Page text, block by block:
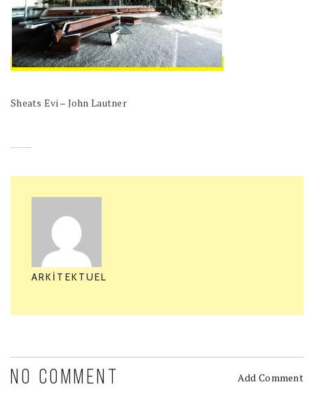
Sheats Evi – John Lautner
ARKITEKTUEL
NO COMMENT Add Comment